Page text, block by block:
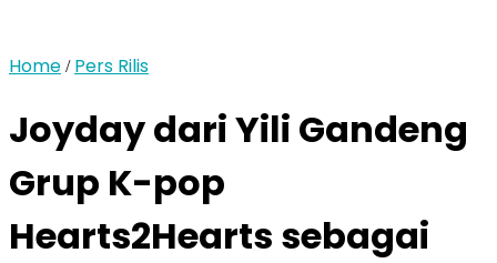
Home / Pers Rilis
Joyday dari Yili Gandeng
Grup K-pop
Hearts2Hearts sebagai